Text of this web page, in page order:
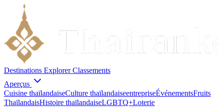
Destinations Explorer Classements
Aperçus
Cuisine thaïlandaiseCulture thaïlandaiseentrepriseÉvénementsFruits
ThaïlandaisHistoire thaïlandaiseLGBTQ+Loterie